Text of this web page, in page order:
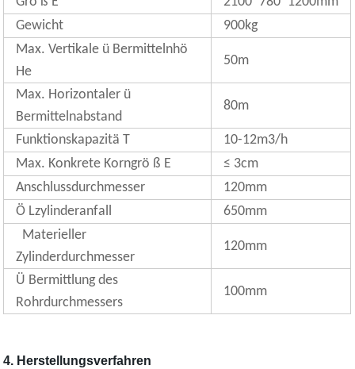
Gewicht
900kg
Max. Vertikale ü Bermittelnhö
He
50m
Max. Horizontaler ü
Bermittelnabstand
80m
Funktionskapazitä T
10-12m3/h
Max. Konkrete Korngrö ß E
≤ 3cm
Anschlussdurchmesser
120mm
Ö Lzylinderanfall
650mm
Materieller
Zylinderdurchmesser
120mm
Ü Bermittlung des
Rohrdurchmessers
100mm
4. Herstellungsverfahren